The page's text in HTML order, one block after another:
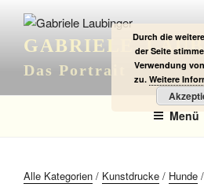
Inhalt
springenGABRIELE
Das Portrait
Menü
Alle Kategorien / Kunstdrucke / Hunde /
Durch die
der Seite
Verwendung
zu. Weitere